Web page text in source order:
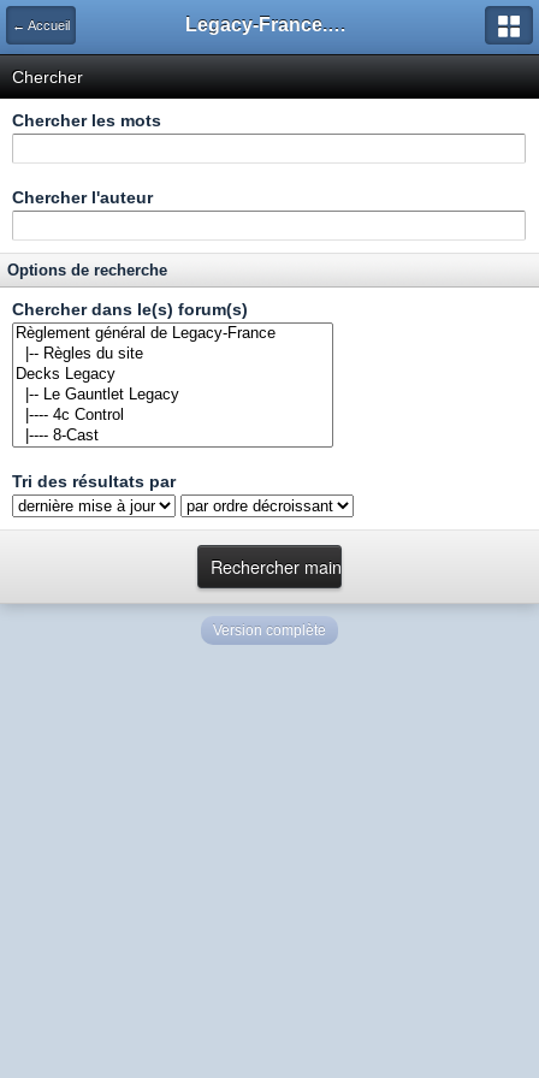
← Accueil Legacy-France.org - Forum
Chercher
Chercher les mots
Chercher l'auteur
Options de recherche
Chercher dans le(s) forum(s)
Tri des résultats par
Version complète